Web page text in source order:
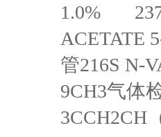
1.0%
ACETATE
管216S N-
9CH3气体
3CCH2CH